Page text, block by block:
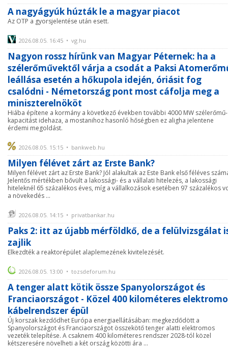
A nagyágyúk húzták le a magyar piacot
Az OTP a gyorsjelentése után esett.
2026.08.05. 16:45 • vg.hu
Nagyon rossz hírünk van Magyar Péternek: ha a
szélerőművektől várja a csodát a Paksi
leállása esetén a hőkupola idején, óriásit fog
csalódni - Németország pont most cáfolja meg a
miniszterelnököt
Hiába építene a kormány a következő években további 4000 MW szélerőmű-
kapacitást idehaza, a mostanihoz hasonló hőségben ez aligha jelentene
érdemi megoldást.
2026.08.05. 15:15 • bankweb.hu
Milyen félévet zárt az Erste Bank?
Milyen félévet zárt az Erste Bank? Jól alakultak az Este Bank első féléves
Jelentős mértékben bővült a lakossági- és a vállalati hitelezés, a lakossági
hiteleknél 65 százalékos éves, míg a vállalkozások esetében 97 százalékos
a növekedés ...
2026.08.05. 14:15 • privatbankar.hu
Paks 2: itt az újabb mérföldkő, de a felülvizsgálat
zajlik
Elkezdték a reaktorépület alaplemezének kivitelezését.
2026.08.05. 13:00 • tozsdeforum.hu
A tenger alatt kötik össze Spanyolországot és
Franciaországot - Közel 400 kilométeres
kábelrendszer épül
Új korszak kezdődhet Európa energiaellátásában: megkezdődött a
Spanyolországot és Franciaországot összekötő tenger alatti elektromos
vezeték telepítése. A csaknem 400 kilométeres rendszer 2028-tól közel
kétszeresére növelheti a két ország közötti ára ...